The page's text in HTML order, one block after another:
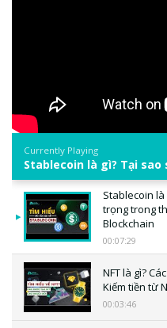
Currently Playing
Stablecoin
trọng trong
Blockchain
00:07:29
NFT là gì?
Kiếm tiền từ
00:03:46